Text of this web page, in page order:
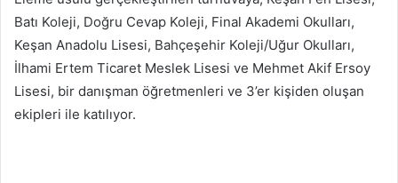
Batı Koleji, Doğru Cevap Koleji, Final Akademi Okulları,
Keşan Anadolu Lisesi, Bahçeşehir Koleji/Uğur Okulları,
İlhami Ertem Ticaret Meslek Lisesi ve Mehmet Akif Ersoy
Lisesi, bir danışman öğretmenleri ve 3’er kişiden oluşan
ekipleri ile katılıyor.